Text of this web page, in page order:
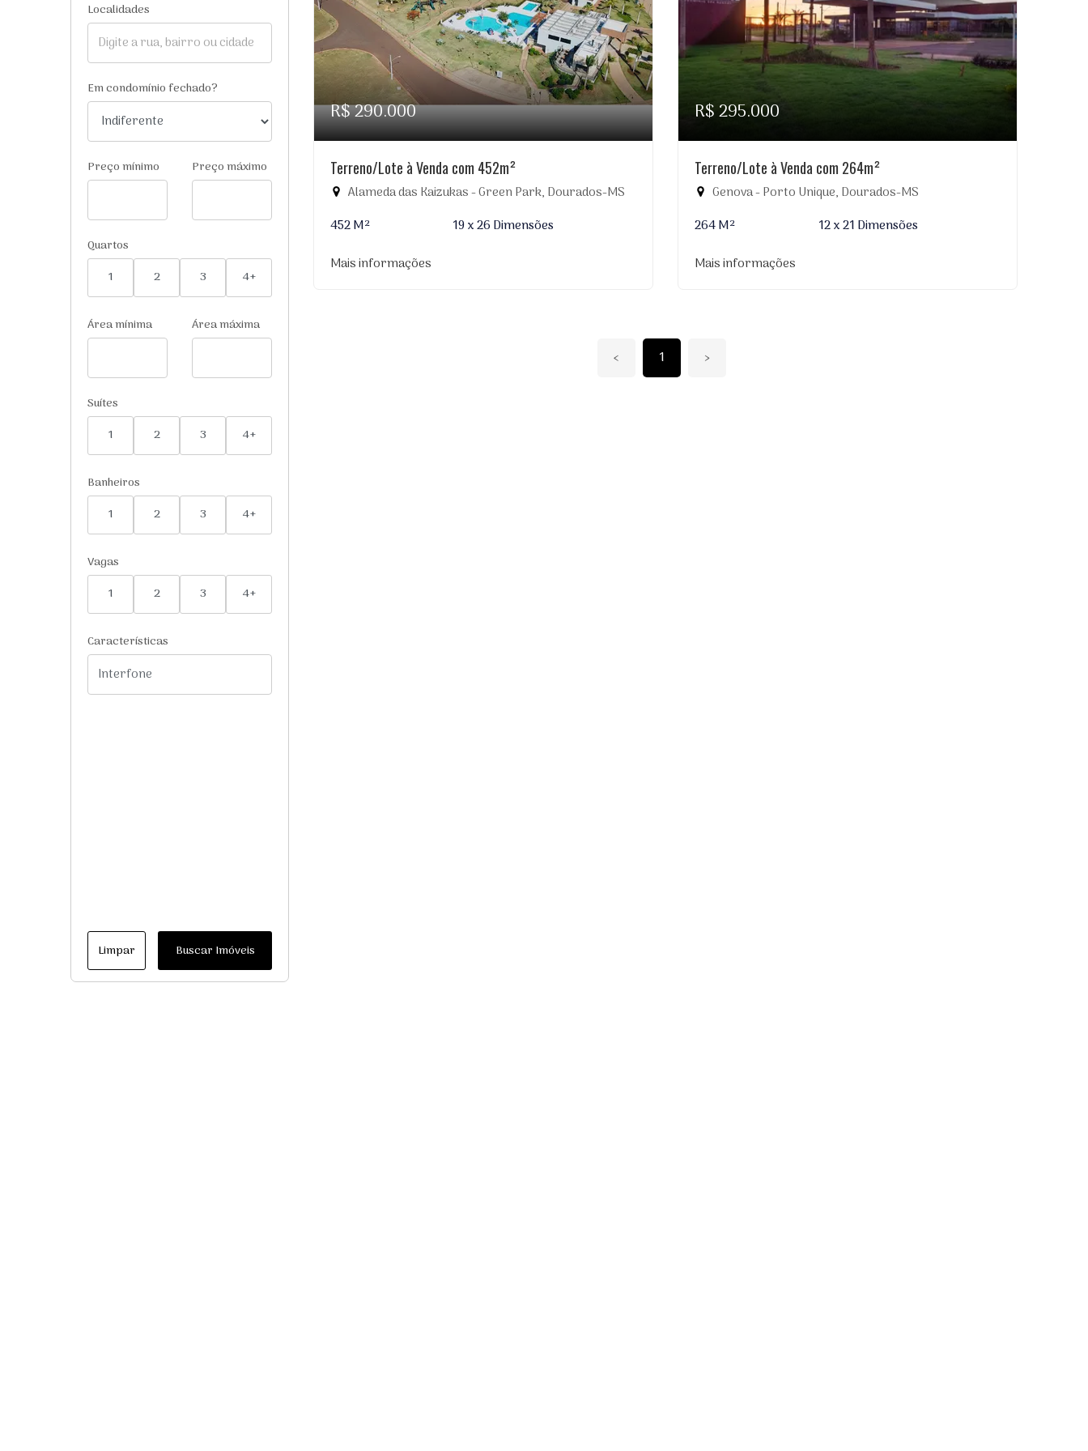
Localidades
Em condomínio fechado?
Preço mínimo Preço máximo
Quartos
1
2 3 4+
Área mínima Área máxima
Suítes
1
2 3 4+
Banheiros
1
2 3 4+
Vagas
1
2 3 4+
Características
Limpar Buscar Imóveis
R$ 290.000
Terreno/Lote à Venda com 452m²
Alameda das Kaizukas - Green Park, Dourados-MS
452 M²
19 x 26 Dimensões
Mais informações
R$ 295.000
Terreno/Lote à Venda com 264m²
Genova - Porto Unique, Dourados-MS
264 M²
12 x 21 Dimensões
Mais informações
‹ 1 ›